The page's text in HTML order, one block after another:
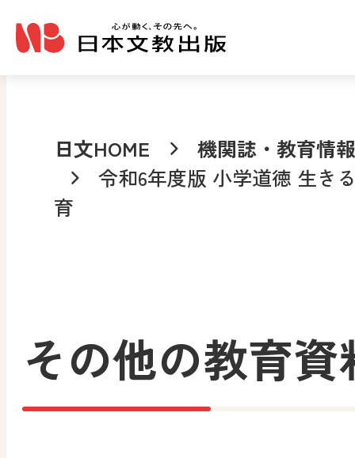
日文HOME
機関誌・教育情報
令和6年度版 小学道徳 生
育
その他の教育資